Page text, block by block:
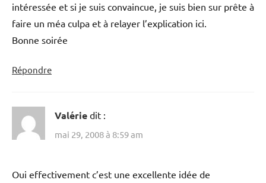
intéressée et si je suis convaincue, je suis bien sur prête à
faire un méa culpa et à relayer l’explication ici.
Bonne soirée
Répondre
Valérie dit :
mai 29, 2008 à 8:59 am
Oui effectivement c’est une excellente idée de